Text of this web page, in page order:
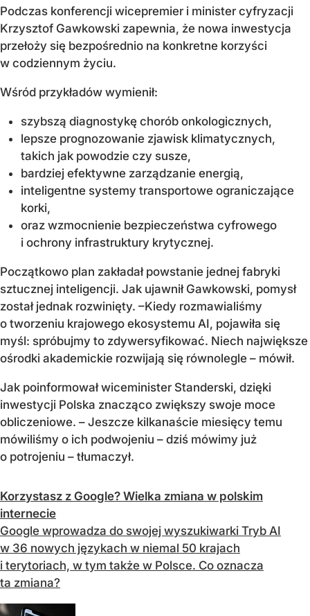
Podczas konferencji wicepremier i minister cyfryzacji
Krzysztof Gawkowski zapewnia, że nowa inwestycja
przełoży się bezpośrednio na konkretne korzyści
w codziennym życiu.
Wśród przykładów wymienił:
szybszą diagnostykę chorób onkologicznych,
lepsze prognozowanie zjawisk klimatycznych,
takich jak powodzie czy susze,
bardziej efektywne zarządzanie energią,
inteligentne systemy transportowe ograniczające
korki,
oraz wzmocnienie bezpieczeństwa cyfrowego
i ochrony infrastruktury krytycznej.
Początkowo plan zakładał powstanie jednej fabryki
sztucznej inteligencji. Jak ujawnił Gawkowski, pomysł
został jednak rozwinięty. –Kiedy rozmawialiśmy
o tworzeniu krajowego ekosystemu AI, pojawiła się
myśl: spróbujmy to zdywersyfikować. Niech największe
ośrodki akademickie rozwijają się równolegle – mówił.
Jak poinformował wiceminister Standerski, dzięki
inwestycji Polska znacząco zwiększy swoje moce
obliczeniowe. – Jeszcze kilkanaście miesięcy temu
mówiliśmy o ich podwojeniu – dziś mówimy już
o potrojeniu – tłumaczył.
Korzystasz z Google? Wielka zmiana w polskim
internecie
Google wprowadza do swojej wyszukiwarki Tryb AI
w 36 nowych językach w niemal 50 krajach
i terytoriach, w tym także w Polsce. Co oznacza
ta zmiana?